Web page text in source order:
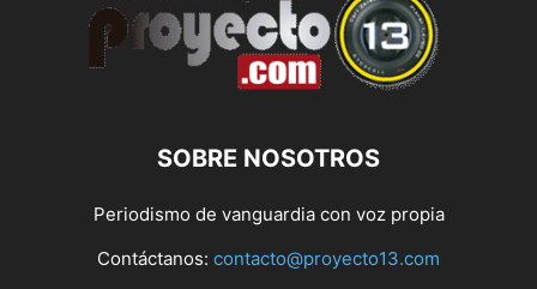
SOBRE NOSOTROS
Periodismo de vanguardia con voz propia
Contáctanos: contacto@proyecto13.com